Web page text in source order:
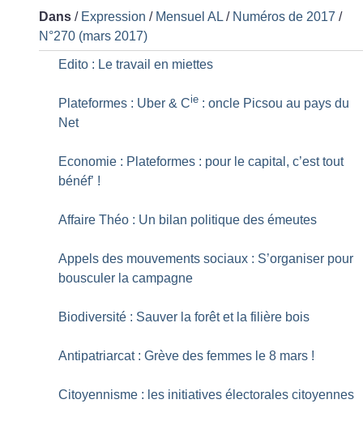
Dans / Expression / Mensuel AL / Numéros de 2017 /
N°270 (mars 2017)
Edito : Le travail en miettes
Plateformes : Uber & Cie : oncle Picsou au pays du
Net
Economie : Plateformes : pour le capital, c’est tout
bénéf’ !
Affaire Théo : Un bilan politique des émeutes
Appels des mouvements sociaux : S’organiser pour
bousculer la campagne
Biodiversité : Sauver la forêt et la filière bois
Antipatriarcat : Grève des femmes le 8 mars !
Citoyennisme : les initiatives électorales citoyennes